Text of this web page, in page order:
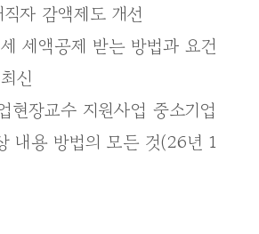
자 감액제도 개선
세액공제 받는 방법과 요건
신
현장교수 지원사업 중소기업
내용 방법의 모든 것(26년 1